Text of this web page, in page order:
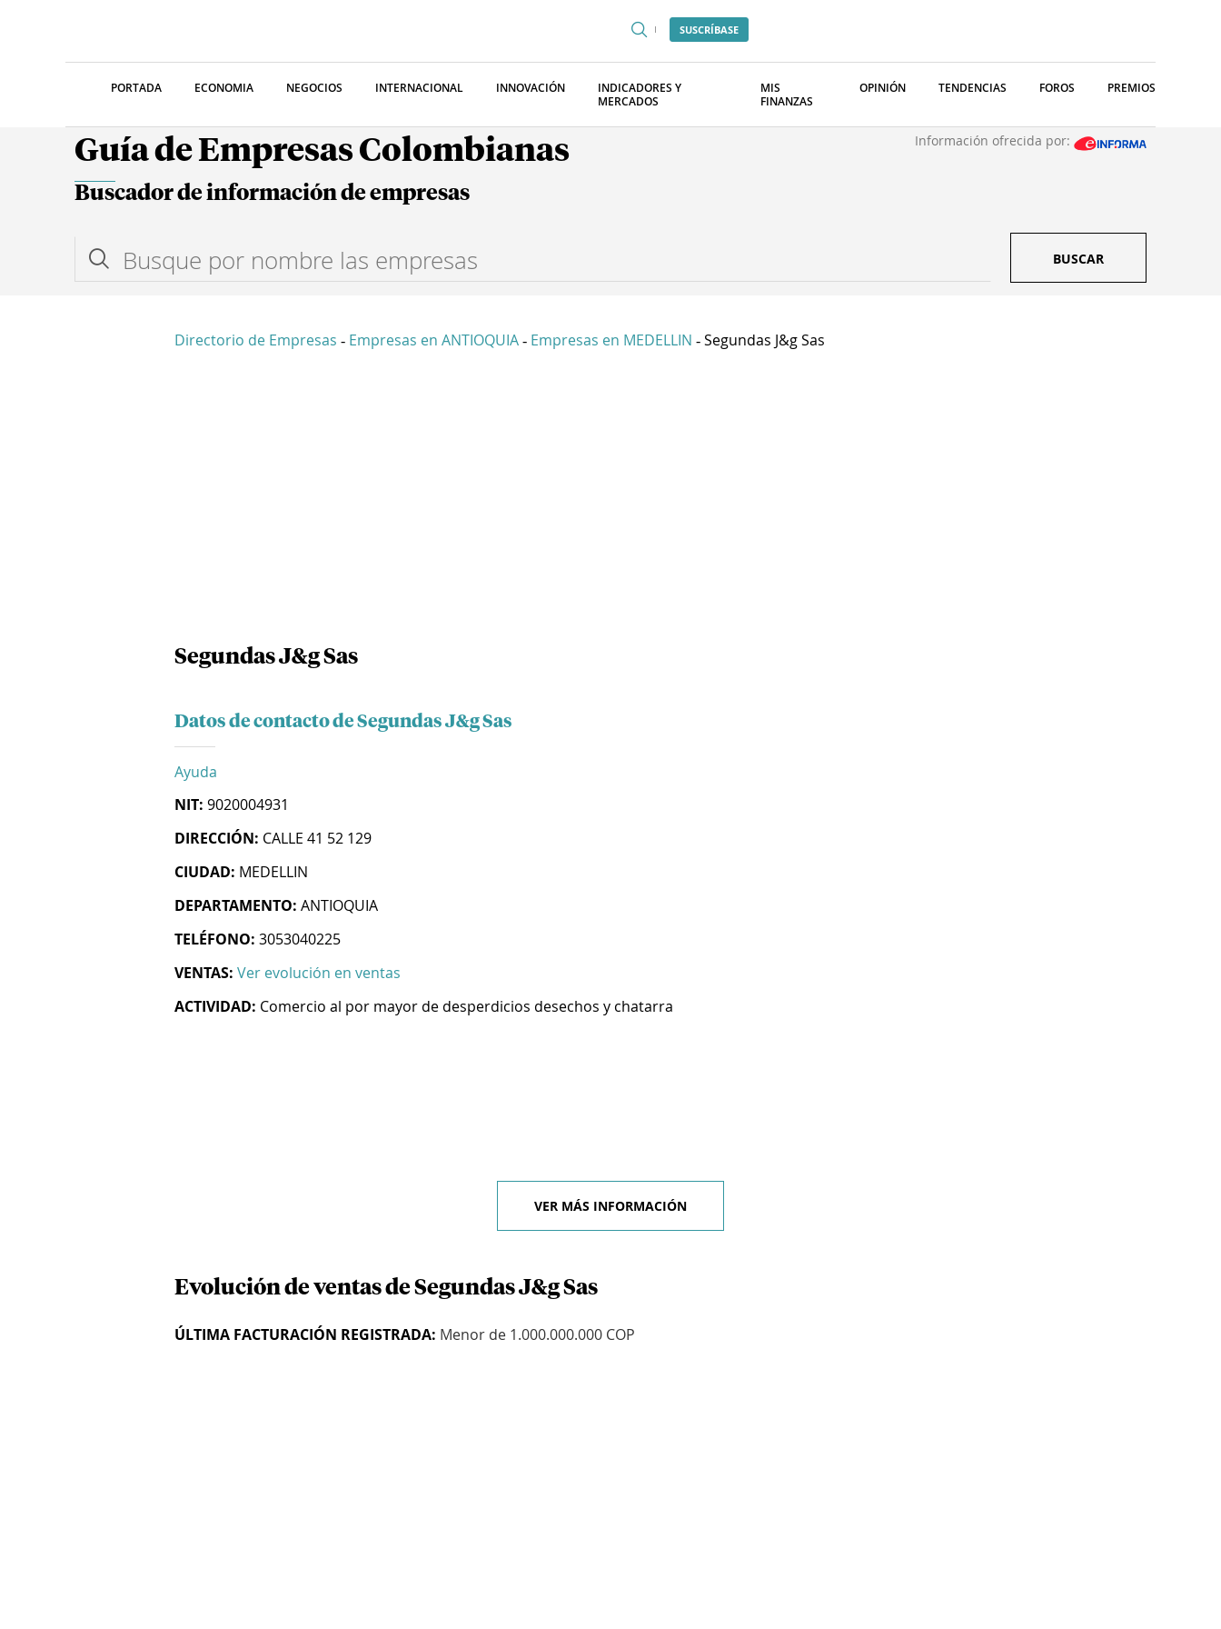
SUSCRÍBASE
PORTADA ECONOMIA NEGOCIOS INTERNACIONAL INNOVACIÓN
INDICADORES Y
MERCADOS
MIS
FINANZAS
OPINIÓN TENDENCIAS FOROS PREMIOS
Guía de Empresas Colombianas Información ofrecida por:
Buscador de información de empresas
BUSCAR
Directorio de Empresas - Empresas en ANTIOQUIA - Empresas en MEDELLIN - Segundas J&g Sas
Segundas J&g Sas
Datos de contacto de Segundas J&g Sas
Ayuda
NIT: 9020004931
DIRECCIÓN: CALLE 41 52 129
CIUDAD: MEDELLIN
DEPARTAMENTO: ANTIOQUIA
TELÉFONO: 3053040225
VENTAS: Ver evolución en ventas
ACTIVIDAD: Comercio al por mayor de desperdicios desechos y chatarra
VER MÁS INFORMACIÓN
Evolución de ventas de Segundas J&g Sas
ÚLTIMA FACTURACIÓN REGISTRADA: Menor de 1.000.000.000 COP